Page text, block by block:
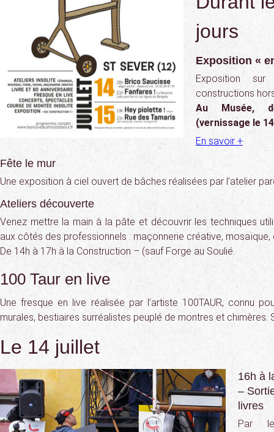
jours
Exposition «
Exposition
constructions
Au Musée,
(vernissage le
En savoir +
Fête le mur
Une exposition à ciel ouvert de bâches réalisées par l’atelier
Ateliers découverte
Venez mettre la main à la pâte et découvrir les techniques
aux côtés des professionnels : maçonnerie créative, mosaïque,
De 14h à 17h à la Construction – (sauf Forge au Soulié.
100 Taur en live
Une fresque en live réalisée par l’artiste 100TAUR, connu
murales, bestiaires surréalistes peuplé de montres et chimères.
Le 14 juillet
16h à
–
livres
Par